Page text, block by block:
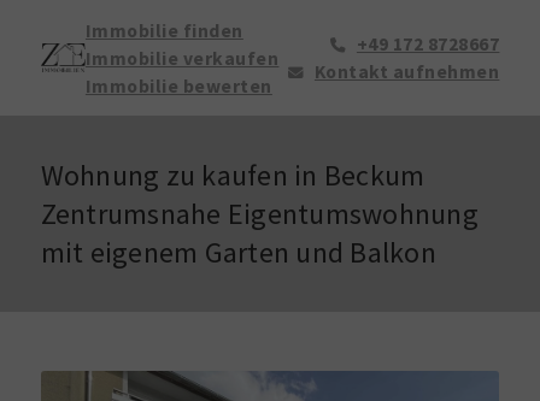
Immobilie finden
Immobilie verkaufen
Immobilie bewerten
+49 172 8728667
Kontakt aufnehmen
Wohnung zu kaufen in Beckum
Zentrumsnahe Eigentumswohnung
mit eigenem Garten und Balkon